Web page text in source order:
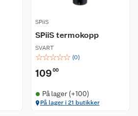
SPiiS
SPiiS termokopp
SVART
☆☆☆☆☆ (0)
10900
På lager (+100)
På lager i 21 butikker